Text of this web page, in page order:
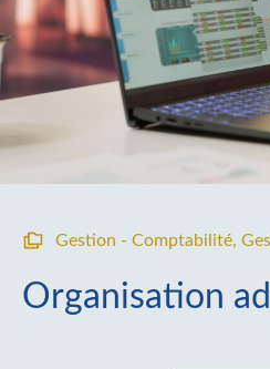
Gestion - Comptabilité,
Organisation